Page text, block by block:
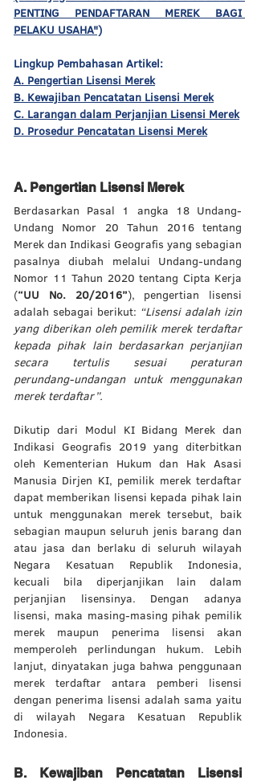
PENTING PENDAFTARAN MEREK BAGI
PELAKU USAHA")
Lingkup Pembahasan Artikel:
A. Pengertian Lisensi Merek
B. Kewajiban Pencatatan Lisensi Merek
C. Larangan dalam Perjanjian Lisensi Merek
D. Prosedur Pencatatan Lisensi Merek
A. Pengertian Lisensi Merek
Berdasarkan Pasal 1 angka 18 Undang-
Undang Nomor 20 Tahun 2016 tentang
Merek dan Indikasi Geografis yang sebagian
pasalnya diubah melalui Undang-undang
Nomor 11 Tahun 2020 tentang Cipta Kerja
(“UU No. 20/2016”), pengertian lisensi
adalah sebagai berikut: “Lisensi adalah izin
yang diberikan oleh pemilik merek terdaftar
kepada pihak lain berdasarkan perjanjian
secara tertulis sesuai peraturan
perundang-undangan untuk menggunakan
merek terdaftar”.
Dikutip dari Modul KI Bidang Merek dan
Indikasi Geografis 2019 yang diterbitkan
oleh Kementerian Hukum dan Hak Asasi
Manusia Dirjen KI, pemilik merek terdaftar
dapat memberikan lisensi kepada pihak lain
untuk menggunakan merek tersebut, baik
sebagian maupun seluruh jenis barang dan
atau jasa dan berlaku di seluruh wilayah
Negara Kesatuan Republik Indonesia,
kecuali bila diperjanjikan lain dalam
perjanjian lisensinya. Dengan adanya
lisensi, maka masing-masing pihak pemilik
merek maupun penerima lisensi akan
memperoleh perlindungan hukum. Lebih
lanjut, dinyatakan juga bahwa penggunaan
merek terdaftar antara pemberi lisensi
dengan penerima lisensi adalah sama yaitu
di wilayah Negara Kesatuan Republik
Indonesia.
B. Kewajiban Pencatatan Lisensi